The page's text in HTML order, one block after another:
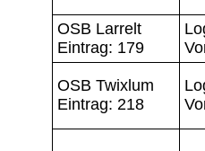
OSB Larrelt
Eintrag: 179
OSB Twixlum
Eintrag: 218